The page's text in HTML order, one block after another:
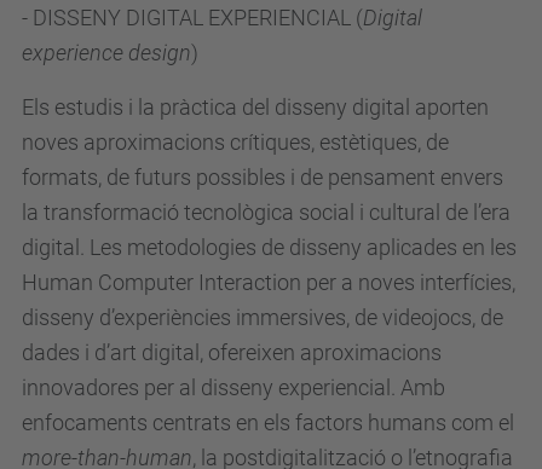
- DISSENY DIGITAL EXPERIENCIAL (Digital
experience design)
Els estudis i la pràctica del disseny digital aporten
noves aproximacions crítiques, estètiques, de
formats, de futurs possibles i de pensament envers
la transformació tecnològica social i cultural de l’era
digital. Les metodologies de disseny aplicades en les
Human Computer Interaction per a noves interfícies,
disseny d’experiències immersives, de videojocs, de
dades i d’art digital, ofereixen aproximacions
innovadores per al disseny experiencial. Amb
enfocaments centrats en els factors humans com el
more-than-human, la postdigitalització o l’etnografia